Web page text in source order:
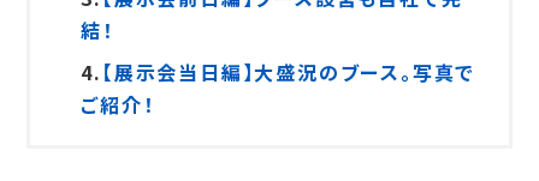
結！
4. 【展示会当日編】大盛況のブース。写真で
ご紹介！